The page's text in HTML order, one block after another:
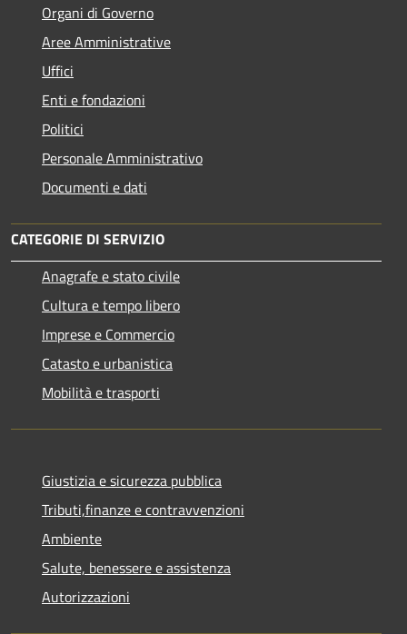
Organi di Governo
Aree Amministrative
Uffici
Enti e fondazioni
Politici
Personale Amministrativo
Documenti e dati
CATEGORIE DI SERVIZIO
Anagrafe e stato civile
Cultura e tempo libero
Imprese e Commercio
Catasto e urbanistica
Mobilità e trasporti
Giustizia e sicurezza pubblica
Tributi,finanze e contravvenzioni
Ambiente
Salute, benessere e assistenza
Autorizzazioni